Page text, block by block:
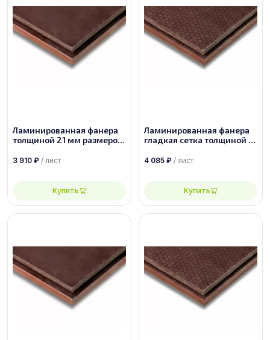
Ламинированная фанера
толщиной 21 мм размером
3 910 ₽ / лист
Купить
Ламинированная фанера
гладкая сетка толщиной 21
сорт 1/1
4 085 ₽ / лист
Купить